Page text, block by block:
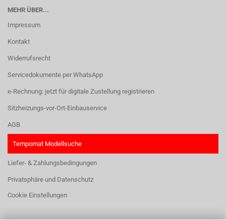
MEHR ÜBER...
Impressum
Kontakt
Widerrufsrecht
Servicedokumente per WhatsApp
e-Rechnung: jetzt für digitale Zustellung registrieren
Sitzheizungs-vor-Ort-Einbauservice
AGB
Tempomat Modellsuche
Liefer- & Zahlungsbedingungen
Privatsphäre und Datenschutz
Cookie Einstellungen